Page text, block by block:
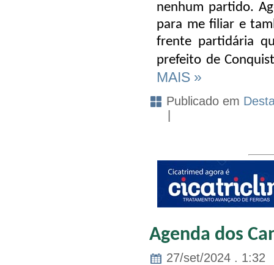
nenhum partido.
para me filiar e
frente partidária
prefeito de
MAIS »
Publicado em
Agenda dos
27/set/2024 . 1:32